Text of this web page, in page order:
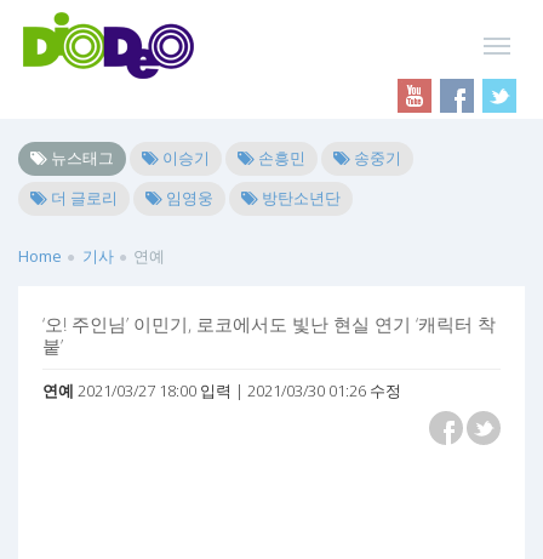
뉴스태그 이승기 손흥민
송중기
더 글로리
임영웅 방탄소년단
Home 기사 연예
‘오! 주인님’ 이민기, 로코에서도 빛난 현실 연기 ‘캐릭터 착
붙’
연예 2021/03/27 18:00 입력 | 2021/03/30 01:26 수정